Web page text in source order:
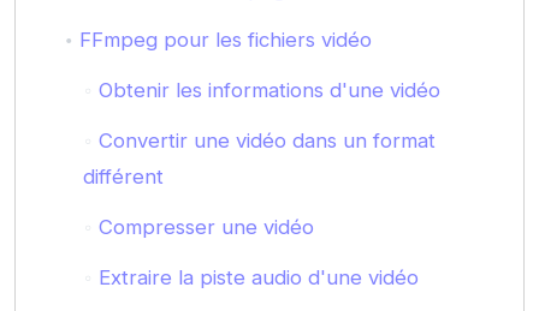
FFmpeg pour les fichiers vidéo
Obtenir les informations d'une vidéo
Convertir une vidéo dans un format
différent
Compresser une vidéo
Extraire la piste audio d'une vidéo